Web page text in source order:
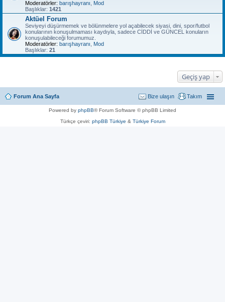
Moderatörler: barışhayranı
Mod
Başlıklar: 1421
Aktüel Forum
Seviyeyi düşürmemek ve bölünmelere yol açabilecek siyasi, dini, spor/futbol
konularının konuşulmaması kaydıyla, sadece CİDDİ ve GÜNCEL konuların
konuşulabileceği forumumuz.
Moderatörler: barışhayranı
Mod
Başlıklar: 21
Geçiş yap
Forum Ana Sayfa Takım
Bize ulaşın
Powered by phpBB® Forum Software © phpBB Limited
Türkçe çeviri: phpBB Türkiye & Türkiye Forum